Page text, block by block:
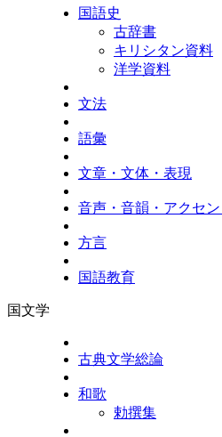
国語史
古辞書
キリシタン資料
洋学資料
文法
語彙
文章・文体・表現
音声・音韻・アクセン
方言
国語教育
国文学
古典文学総論
和歌
勅撰集